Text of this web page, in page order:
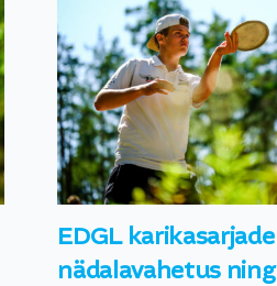
EDGL karikasarjade
nädalavahetus ning